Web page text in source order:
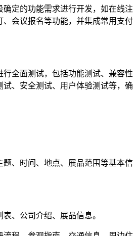
确定的功能需求进行开发，如在线注
、会议报名等功能，并集成常用支付
行全面测试，包括功能测试、兼容性
试、安全测试、用户体验测试等，确
题、时间、地点、展品范围等基本信
、公司介绍、展品信息。